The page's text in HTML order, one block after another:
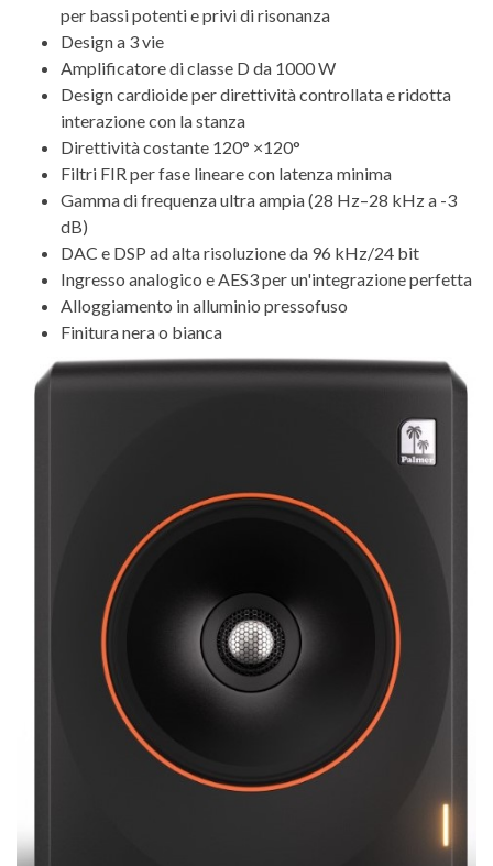
per bassi potenti e privi di risonanza
Design a 3 vie
Amplificatore di classe D da 1000 W
Design cardioide per direttività controllata e ridotta
interazione con la stanza
Direttività costante 120° ×120°
Filtri FIR per fase lineare con latenza minima
Gamma di frequenza ultra ampia (28 Hz–28 kHz a -3
dB)
DAC e DSP ad alta risoluzione da 96 kHz/24 bit
Ingresso analogico e AES3 per un'integrazione perfetta
Alloggiamento in alluminio pressofuso
Finitura nera o bianca